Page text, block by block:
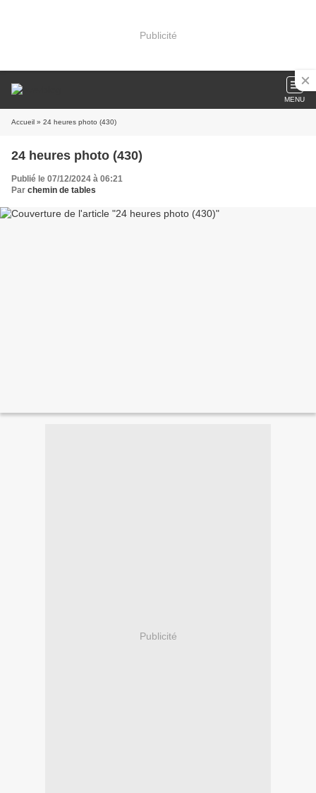
Publicité
MENU
Accueil » 24 heures photo (430)
24 heures photo (430)
Publié le 07/12/2024 à 06:21
Par chemin de tables
Publicité